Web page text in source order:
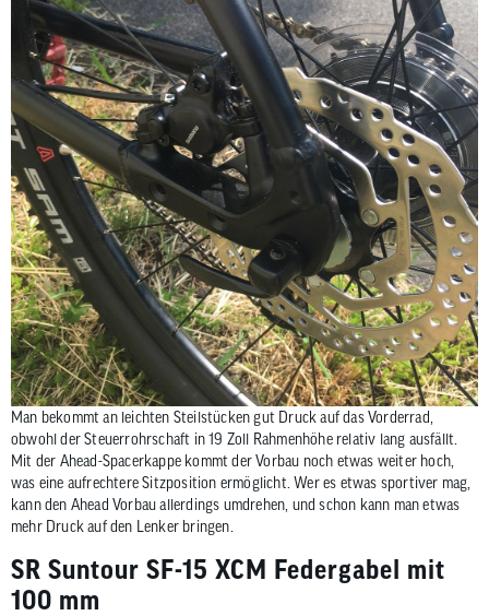
Man bekommt an leichten Steilstücken gut Druck auf das Vorderrad,
obwohl der Steuerrohrschaft in 19 Zoll Rahmenhöhe relativ lang ausfällt.
Mit der Ahead-Spacerkappe kommt der Vorbau noch etwas weiter hoch,
was eine aufrechtere Sitzposition ermöglicht. Wer es etwas sportiver mag,
kann den Ahead Vorbau allerdings umdrehen, und schon kann man etwas
mehr Druck auf den Lenker bringen.
SR Suntour SF-15 XCM Federgabel mit
100 mm